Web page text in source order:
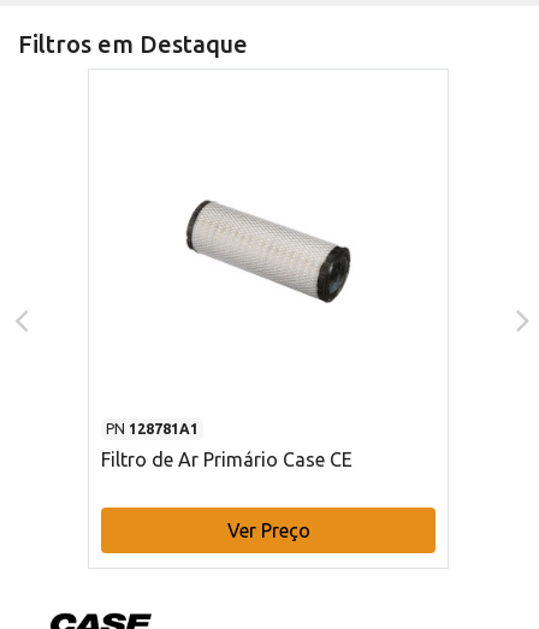
Filtros em Destaque
PN 128781A1
Filtro de Ar Primário Case CE
Ver Preço